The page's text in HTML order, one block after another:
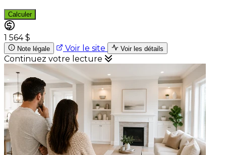
Calculer
1 564 $
Note légale Voir le site Voir les détails
Continuez votre lecture